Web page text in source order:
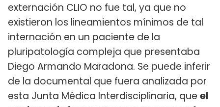
externación CLIO no fue tal, ya que no
existieron los lineamientos mínimos de tal
internación en un paciente de la
pluripatología compleja que presentaba
Diego Armando Maradona. Se puede inferir
de la documental que fuera analizada por
esta Junta Médica Interdisciplinaria, que el